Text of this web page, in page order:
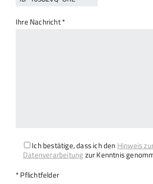
Ihre Nachricht *
Ich bestätige, dass ich den Hinweis
Datenverarbeitung zur Kenntnis
Bitte lasse dieses Feld leer.
* Pflichtfelder